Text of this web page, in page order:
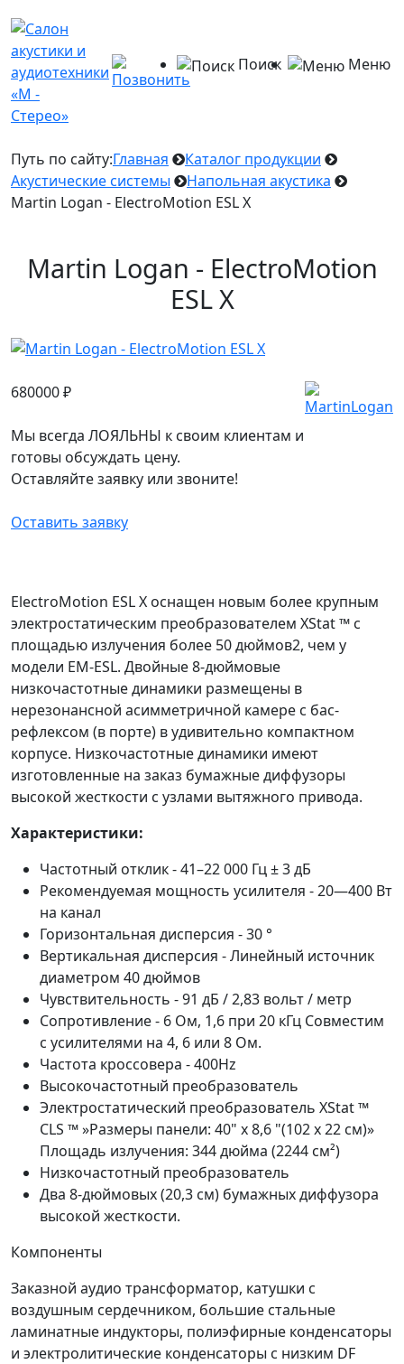
Меню
Поиск
Путь по сайту:Главная
Каталог продукции
Акустические системы
Напольная акустика
Martin Logan - ElectroMotion ESL X
Martin Logan - ElectroMotion
ESL X
680000₽
Мы всегда ЛОЯЛЬНЫ к своим клиентам и
готовы обсуждать цену.
Оставляйте заявку или звоните!
Оставить заявку
ElectroMotion ESL X оснащен новым более крупным
электростатическим преобразователем XStat ™ с
площадью излучения более 50 дюймов2, чем у
модели EM-ESL. Двойные 8-дюймовые
низкочастотные динамики размещены в
нерезонансной асимметричной камере с бас-
рефлексом (в порте) в удивительно компактном
корпусе. Низкочастотные динамики имеют
изготовленные на заказ бумажные диффузоры
высокой жесткости с узлами вытяжного привода.
Характеристики:
Частотный отклик - 41–22 000 Гц ± 3 дБ
Рекомендуемая мощность усилителя - 20—400 Вт
на канал
Горизонтальная дисперсия - 30 °
Вертикальная дисперсия - Линейный источник
диаметром 40 дюймов
Чувствительность - 91 дБ / 2,83 вольт / метр
Сопротивление - 6 Ом, 1,6 при 20 кГц Совместим
с усилителями на 4, 6 или 8 Ом.
Частота кроссовера - 400Hz
Высокочастотный преобразователь
Электростатический преобразователь XStat ™
CLS ™ »Размеры панели: 40" x 8,6 "(102 x 22 см)»
Площадь излучения: 344 дюйма (2244 см²)
Низкочастотный преобразователь
Два 8-дюймовых (20,3 см) бумажных диффузора
высокой жесткости.
Компоненты
Заказной аудио трансформатор, катушки с
воздушным сердечником, большие стальные
ламинатные индукторы, полиэфирные конденсаторы
и электролитические конденсаторы с низким DF